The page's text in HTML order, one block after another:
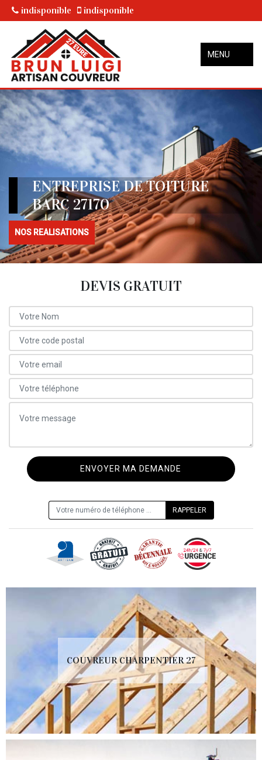
indisponible indisponible
MENU
ENTREPRISE DE TOITURE
BARC 27170
NOS REALISATIONS
DEVIS GRATUIT
COUVREUR CHARPENTIER 27